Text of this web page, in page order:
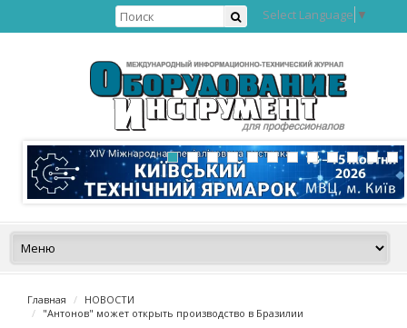
Select Language ▼
Главная
НОВОСТИ
"Антонов" может открыть производство в Бразилии